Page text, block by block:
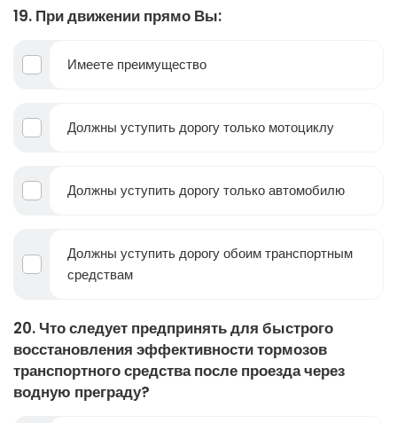
19. При движении прямо Вы:
Имеете преимущество
Должны уступить дорогу только мотоциклу
Должны уступить дорогу только автомобилю
Должны уступить дорогу обоим транспортным
средствам
20. Что следует предпринять для быстрого
восстановления эффективности тормозов
транспортного средства после проезда через
водную преграду?